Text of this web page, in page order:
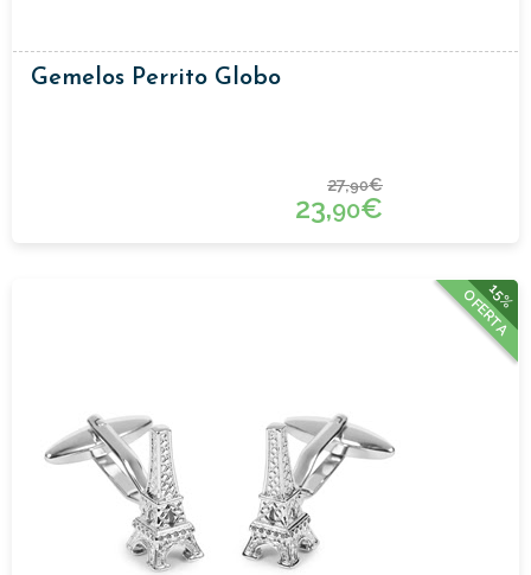
Gemelos Perrito Globo
27,90€
23,90€
15%
OFERTA